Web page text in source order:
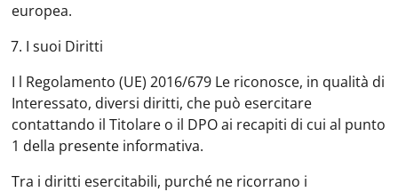
europea.
7. I suoi Diritti
I l Regolamento (UE) 2016/679 Le riconosce, in qualità di
Interessato, diversi diritti, che può esercitare
contattando il Titolare o il DPO ai recapiti di cui al punto
1 della presente informativa.
Tra i diritti esercitabili, purché ne ricorrano i